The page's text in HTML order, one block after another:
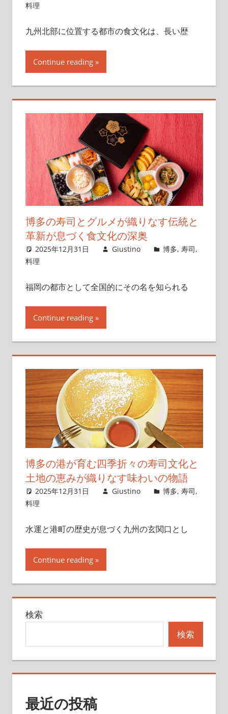
料理
九州北部に位置する都市の食文化は、長い歴
Continue reading
博多の寿司とグルメが織りなす伝統と
革新が息づく食文化の深奥
2025年12月31日 Giustino 博多,寿司,
料理
福岡の都市として全国的にその名を知られる
Continue reading
博多の港が育む四季折々の寿司文化と
土地の恵みが織りなす味わいの物語
2025年12月31日 Giustino 博多,寿司,
料理
水運と港町の歴史が息づく九州の玄関口とし
Continue reading
検索
検索
最近の投稿